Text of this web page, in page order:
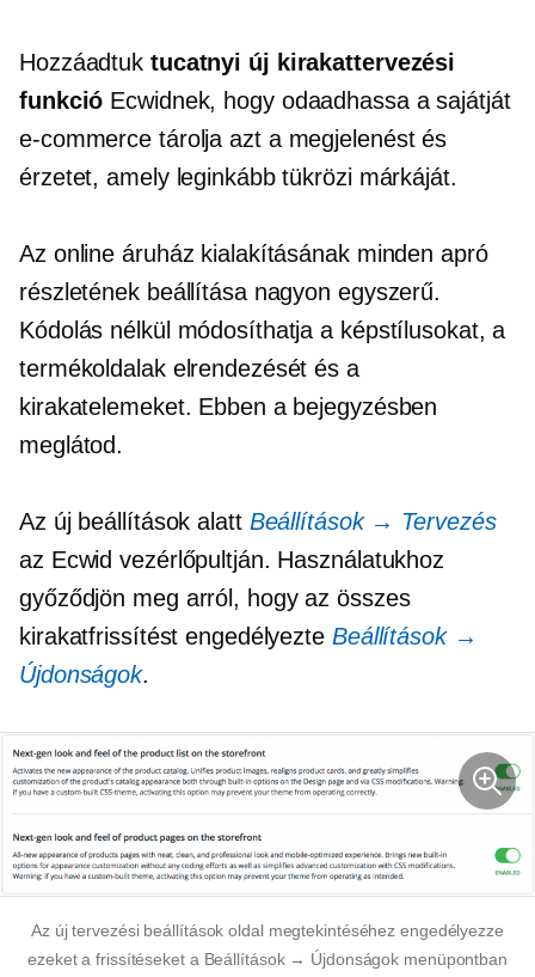
Hozzáadtuk tucatnyi új kirakattervezési
funkció Ecwidnek, hogy odaadhassa a sajátját
e-commerce tárolja azt a megjelenést és
érzetet, amely leginkább tükrözi márkáját.
Az online áruház kialakításának minden apró
részletének beállítása nagyon egyszerű.
Kódolás nélkül módosíthatja a képstílusokat, a
termékoldalak elrendezését és a
kirakatelemeket. Ebben a bejegyzésben
meglátod.
Az új beállítások alatt Beállítások → Tervezés
az Ecwid vezérlőpultján. Használatukhoz
győződjön meg arról, hogy az összes
kirakatfrissítést engedélyezte Beállítások →
Újdonságok.
Az új tervezési beállítások oldal megtekintéséhez engedélyezze
ezeket a frissítéseket a Beállítások → Újdonságok menüpontban